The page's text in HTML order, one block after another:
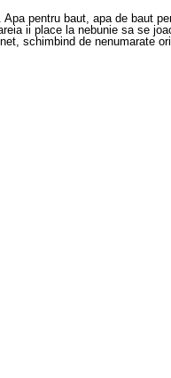
pentru baut, apa de baut
ii place la nebunie sa se
schimbind de nenumarate